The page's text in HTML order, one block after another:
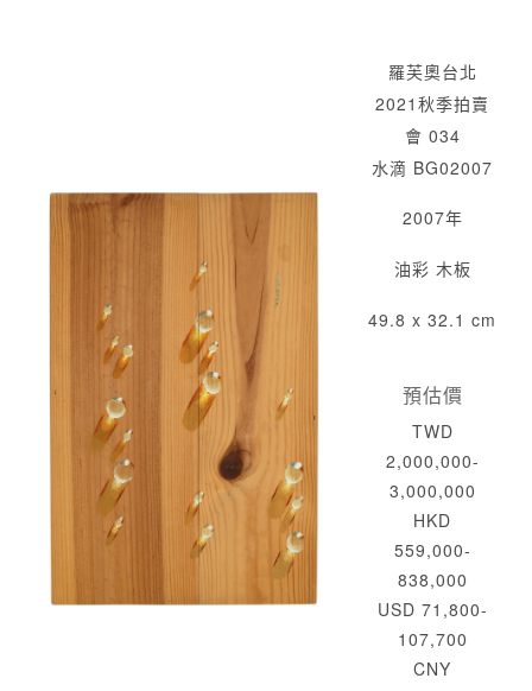
羅芙奧台北
2021秋季拍賣
會 034
水滴 BG02007
2007年
油彩 木板
49.8 x 32.1 cm
預估價
TWD
2,000,000-
3,000,000
HKD
559,000-
838,000
USD 71,800-
107,700
CNY